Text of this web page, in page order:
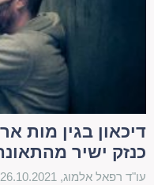
כלשהו. עם זאת,
של תאונת דרכים, אין
לתאונה. זו רלבנטית
לנזקי הגוף, הנפגע
שביטחה את הרכב שבו
לפיכך, ככל והרכב
בתביעה באמצעות עורך
דיכאון בגין מות
כנזק ישיר
עו"ד רפאל אלמוג, 26.10.2021